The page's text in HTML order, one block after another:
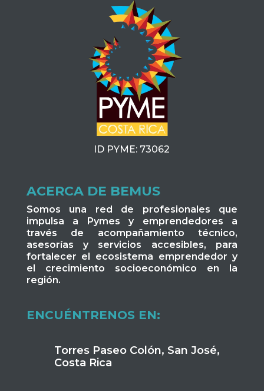
ID PYME: 73062
ACERCA DE BEMUS
Somos una red de profesionales que
impulsa a Pymes y emprendedores a
través de acompañamiento técnico,
asesorías y servicios accesibles, para
fortalecer el ecosistema emprendedor y
el crecimiento socioeconómico en la
región.
ENCUÉNTRENOS EN:
Torres Paseo Colón, San José,
Costa Rica